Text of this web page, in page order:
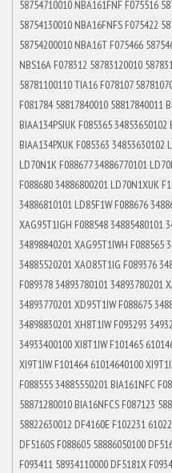
58754710010 NBA161FNF F075516
58754130010 NBA16FNFS F075422
58754200010 NBA16T F075466
NBS16A F078312 58783120010
58781100110 TIA16 F078107
F081784 58817840010 58817840011
BIAA134PSIUK F085365
BIAA134PXUK F085363 34853630102
LD70N1K F088677 34886770101
F088680 34886800201 LD70N1XUK
34886810101 LD85F1W F088676
XAG95T1IGH F088548 34885480101
34898840201 XAG95T1IWH F088565
34885520201 XAO85T1IG F089376
F089378 34893780101 34893780201
34893770201 XD95T1IW F088675
34898830201 XH8T1IW F093293
34933400100 XI8T1IW F101465
XI9T1IW F101464 61014640100
F088555 34885550201 BIA161NFC
58871280010 BIA16NFCS F087123
58822630012 DF4160E F102231
DF5160S F088605 58886050100
F093411 58934110000 DF5181X